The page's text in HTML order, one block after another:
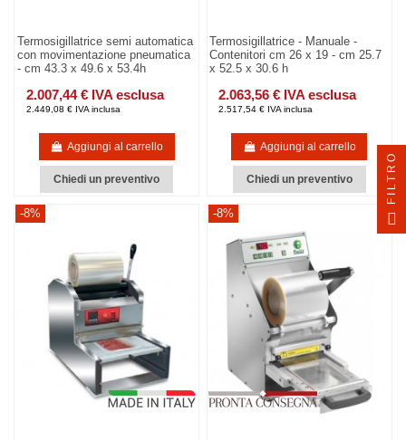
Termosigillatrice semi automatica
con movimentazione pneumatica
- cm 43.3 x 49.6 x 53.4h
2.007,44 € IVA esclusa
2.449,08 € IVA inclusa
Aggiungi al carrello
Chiedi un preventivo
Termosigillatrice - Manuale -
Contenitori cm 26 x 19 - cm 25.7
x 52.5 x 30.6 h
2.063,56 € IVA esclusa
2.517,54 € IVA inclusa
Aggiungi al carrello
Chiedi un preventivo
-8% -8%
FILTRO